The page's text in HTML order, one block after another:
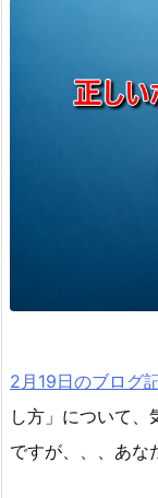
2月19日のブログ
し方」について
ですが、、、あな